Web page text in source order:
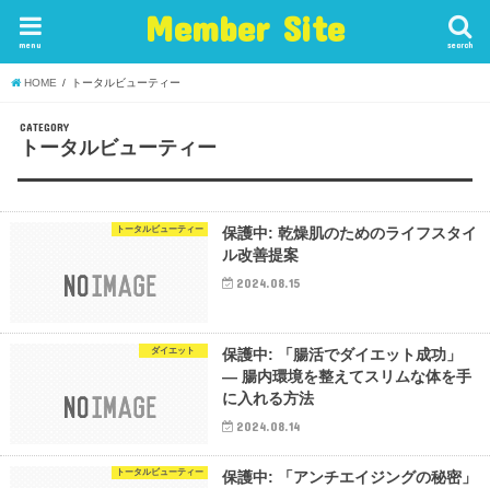
Member Site search
menu
HOME トータルビューティー
CATEGORY
トータルビューティー
トータルビューティー
保護中: 乾燥肌のためのライフスタイ
ル改善提案
2024.08.15
ダイエット
保護中: 「腸活でダイエット成功」
— 腸内環境を整えてスリムな体を手
に入れる方法
2024.08.14
トータルビューティー
保護中: 「アンチエイジングの秘密」